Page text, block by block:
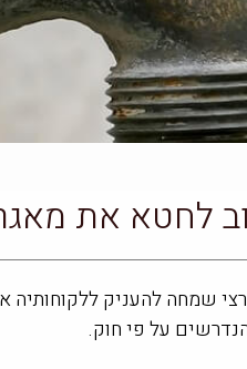
לחטא את
שמחה להעניק ללקוחותיה
על פי חוק.